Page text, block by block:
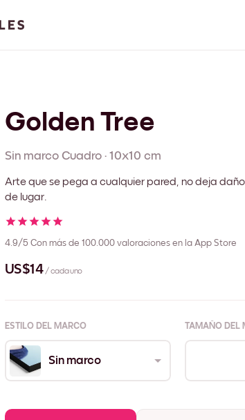
Golden Tree
Sin marco Cuadro · 10x10 cm
Arte que se pega a cualquier pared, no deja
de lugar.
4.9/5 Con más de 100.000 valoraciones en la App Store
US$14 / cada uno
ESTILO DEL MARCO TAMAÑO DEL
Sin marco